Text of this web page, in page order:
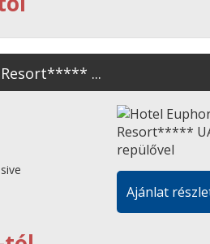
...
Ajánlat